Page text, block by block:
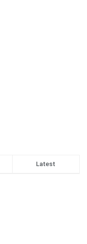
Latest